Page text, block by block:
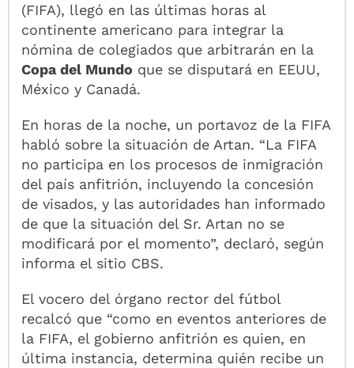
(FIFA), llegó en las últimas horas al
continente americano para integrar la
nómina de colegiados que arbitrarán en la
Copa del Mundo que se disputará en EEUU,
México y Canadá.
En horas de la noche, un portavoz de la FIFA
habló sobre la situación de Artan. “La FIFA
no participa en los procesos de inmigración
del país anfitrión, incluyendo la concesión
de visados, y las autoridades han informado
de que la situación del Sr. Artan no se
modificará por el momento”, declaró, según
informa el sitio CBS.
El vocero del órgano rector del fútbol
recalcó que “como en eventos anteriores de
la FIFA, el gobierno anfitrión es quien, en
última instancia, determina quién recibe un